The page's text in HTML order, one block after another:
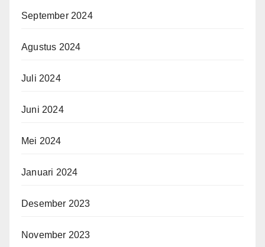
September 2024
Agustus 2024
Juli 2024
Juni 2024
Mei 2024
Januari 2024
Desember 2023
November 2023